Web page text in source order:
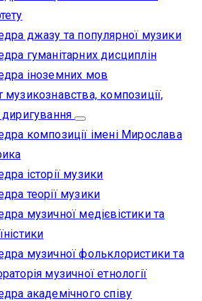
джазу та популярної музики
гуманітарних дисциплін
іноземних мов
музикознавства, композиції,
диригування
композиції імені Мирослава
історії музики
теорії музики
музичної медієвістики та
музичної фольклористики та
музичної етнології
академічного співу